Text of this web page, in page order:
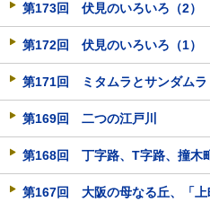
第173回 伏見のいろいろ（2）
第172回 伏見のいろいろ（1）
第171回 ミタムラとサンダムラ
第169回 二つの江戸川
第168回 丁字路、T字路、撞木
第167回 大阪の母なる丘、「上